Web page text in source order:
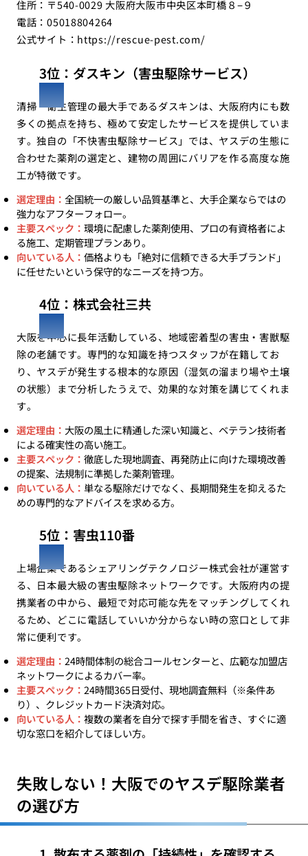
住所：〒540-0029 大阪府大阪市中央区本町橋８−９
電話：05018804264
公式サイト： https://rescue-pest.com/
3位：ダスキン（害虫駆除サービス）
清掃・衛生管理の最大手であるダスキンは、大阪府内にも数
多くの拠点を持ち、極めて安定したサービスを提供していま
す。独自の「不快害虫駆除サービス」では、ヤスデの生態に
合わせた薬剤の選定と、建物の周囲にバリアを作る高度な施
工が特徴です。
選定理由： 全国統一の厳しい品質基準と、大手企業ならではの
強力なアフターフォロー。
主要スペック： 環境に配慮した薬剤使用、プロの有資格者によ
る施工、定期管理プランあり。
向いている人： 価格よりも「絶対に信頼できる大手ブランド」
に任せたいという保守的なニーズを持つ方。
4位：株式会社三共
大阪を中心に長年活動している、地域密着型の害虫・害獣駆
除の老舗です。専門的な知識を持つスタッフが在籍してお
り、ヤスデが発生する根本的な原因（湿気の溜まり場や土壌
の状態）まで分析したうえで、効果的な対策を講じてくれま
す。
選定理由： 大阪の風土に精通した深い知識と、ベテラン技術者
による確実性の高い施工。
主要スペック： 徹底した現地調査、再発防止に向けた環境改善
の提案、法規制に準拠した薬剤管理。
向いている人： 単なる駆除だけでなく、長期間発生を抑えるた
めの専門的なアドバイスを求める方。
5位：害虫110番
上場企業であるシェアリングテクノロジー株式会社が運営す
る、日本最大級の害虫駆除ネットワークです。大阪府内の提
携業者の中から、最短で対応可能な先をマッチングしてくれ
るため、どこに電話していいか分からない時の窓口として非
常に便利です。
選定理由： 24時間体制の総合コールセンターと、広範な加盟店
ネットワークによるカバー率。
主要スペック： 24時間365日受付、現地調査無料（※条件あ
り）、クレジットカード決済対応。
向いている人： 複数の業者を自分で探す手間を省き、すぐに適
切な窓口を紹介してほしい方。
失敗しない！大阪でのヤスデ駆除業者
の選び方